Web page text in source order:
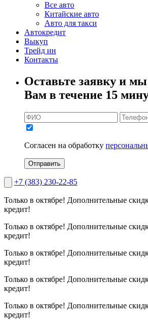
Все авто
Китайские авто
Авто для такси
Автокредит
Выкуп
Трейд ин
Контакты
Оставьте заявку и
Вам в течение 15
Согласен на обработку
Отправить
+7 (383) 230-22-85
Только в октябре! Дополнительные
кредит!
Только в октябре! Дополнительные
кредит!
Только в октябре! Дополнительные
кредит!
Только в октябре! Дополнительные
кредит!
Только в октябре! Дополнительные
кредит!